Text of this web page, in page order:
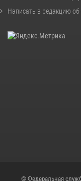
Написать в редакцию
© Федеральная